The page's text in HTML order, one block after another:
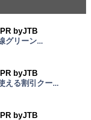
byJTB
グリーン...
byJTB
える割引クー...
byJTB